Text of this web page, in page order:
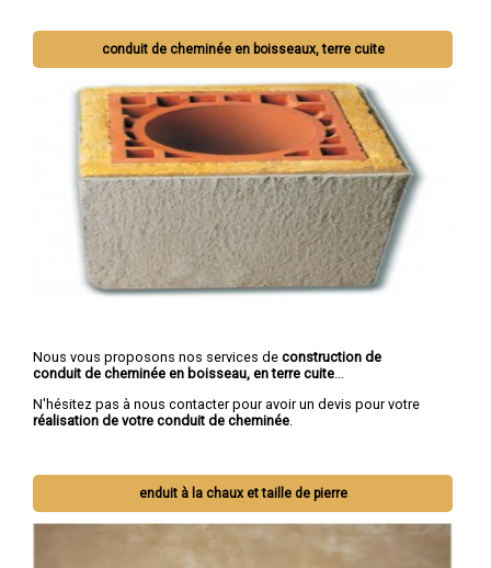
conduit de cheminée en boisseaux, terre cuite
Nous vous proposons nos services de construction de
conduit de cheminée en boisseau, en terre cuite
N'hésitez pas à nous contacter pour avoir un devis pour votre
réalisation de votre conduit de cheminée
enduit à la chaux et taille de pierre